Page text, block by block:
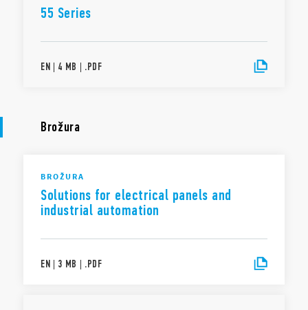
55 Series
EN | 4 MB | .PDF
Brožura
BROŽURA
Solutions for electrical panels and
industrial automation
EN | 3 MB | .PDF